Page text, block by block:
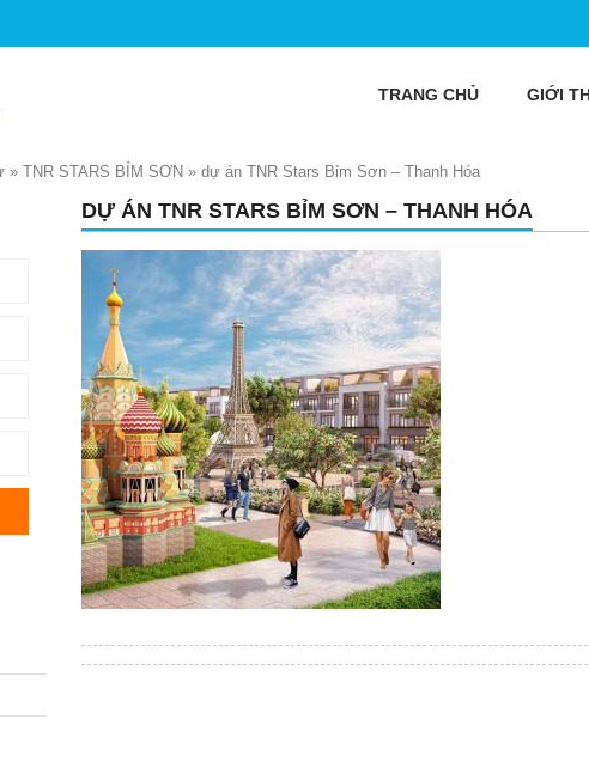
TRANG CHỦ GIỚI
» TNR STARS BỈM SƠN » dự án TNR Stars Bỉm Sơn – Thanh Hóa
DỰ ÁN TNR STARS BỈM SƠN – THANH HÓA